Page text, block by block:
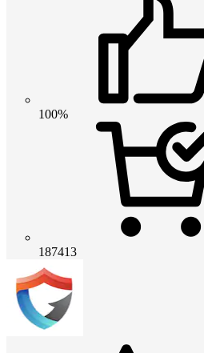
100%
187413